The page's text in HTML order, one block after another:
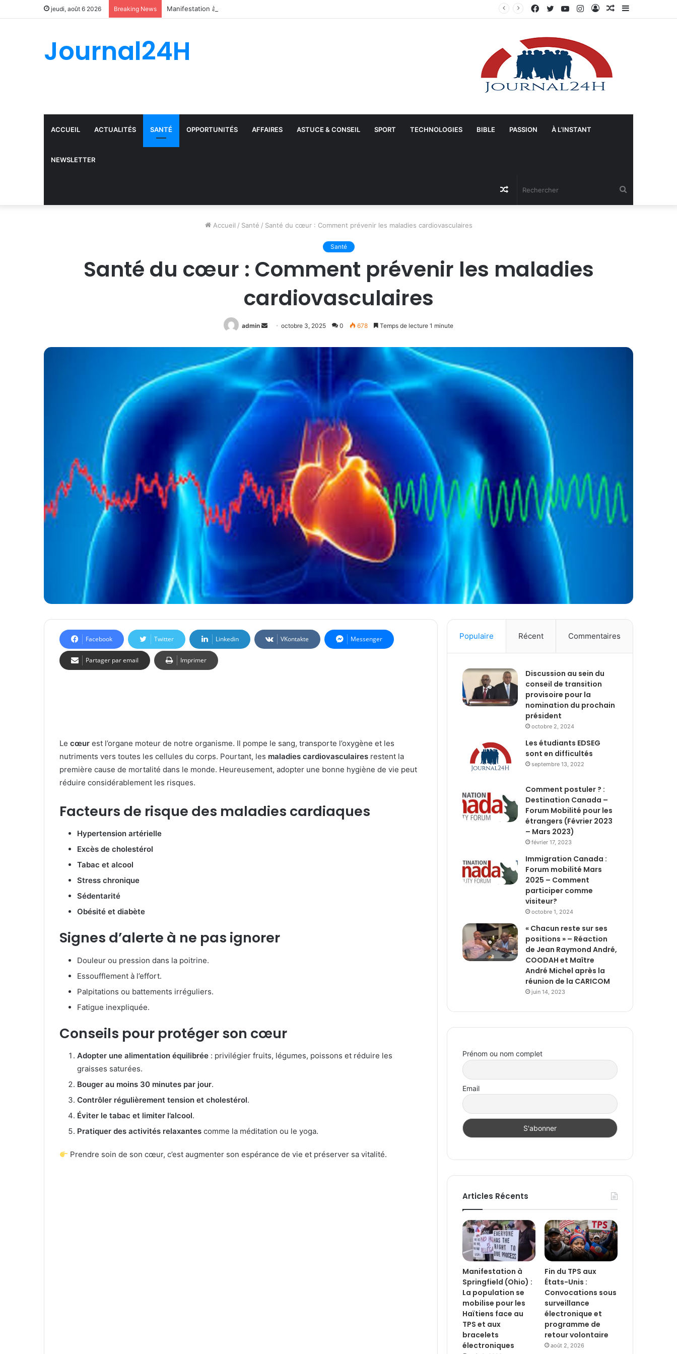
jeudi, août 6 2026 Breaking News
Sidebar
Article
Connexion
Instagram
YouTube
Twitter
Facebook
Journal24H
ACCUEIL ACTUALITÉS SANTÉ OPPORTUNITÉS AFFAIRES ASTUCE & CONSEIL SPORT TECHNOLOGIES BIBLE PASSION À L’INSTANT
NEWSLETTER
Article
Accueil / Santé / Santé du cœur : Comment prévenir les maladies cardiovasculaires
Santé
Santé du cœur : Comment prévenir les maladies
cardiovasculaires
admin
Envoyer
courriel
octobre 3, 2025 0 678 Temps de lecture 1 minute
Facebook Twitter Linkedin VKontakte Messenger
Partager par email Imprimer
Le cœur est l’organe moteur de notre organisme. Il pompe le sang, transporte l’oxygène et les
nutriments vers toutes les cellules du corps. Pourtant, les maladies cardiovasculaires restent la
première cause de mortalité dans le monde. Heureusement, adopter une bonne hygiène de vie peut
réduire considérablement les risques.
Facteurs de risque des maladies cardiaques
Hypertension artérielle
Excès de cholestérol
Tabac et alcool
Stress chronique
Sédentarité
Obésité et diabète
Signes d’alerte à ne pas ignorer
Douleur ou pression dans la poitrine.
Essoufflement à l’effort.
Palpitations ou battements irréguliers.
Fatigue inexpliquée.
Conseils pour protéger son cœur
Adopter une alimentation équilibrée : privilégier fruits, légumes, poissons et réduire les
graisses saturées.
Bouger au moins 30 minutes par jour.
Contrôler régulièrement tension et cholestérol.
Éviter le tabac et limiter l’alcool.
Pratiquer des activités relaxantes comme la méditation ou le yoga.
Prendre soin de son cœur, c’est augmenter son espérance de vie et préserver sa vitalité.
Populaire Récent Commentaires
Discussion au sein du
conseil de transition
provisoire pour la
nomination du prochain
président
octobre 2, 2024
Les étudiants EDSEG
sont en difficultés
septembre 13, 2022
Comment postuler ? :
Destination Canada –
Forum Mobilité pour les
étrangers (Février 2023
– Mars 2023)
février 17, 2023
Immigration Canada :
Forum mobilité Mars
2025 – Comment
participer comme
visiteur?
octobre 1, 2024
« Chacun reste sur ses
positions » – Réaction
de Jean Raymond André,
COODAH et Maître
André Michel après la
réunion de la CARICOM
juin 14, 2023
Prénom ou nom complet
Email
Articles Récents
Manifestation à
Springfield (Ohio) :
La population se
mobilise pour les
Haïtiens face au
TPS et aux
bracelets
électroniques
Fin du TPS aux
États-Unis :
Convocations sous
surveillance
électronique et
programme de
retour volontaire
août 2, 2026